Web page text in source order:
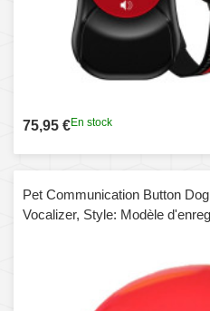
75,95 €En stock
Pet Communication Button
Vocalizer, Style: Modèle